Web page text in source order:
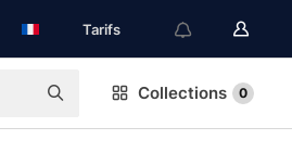
Tarifs
Collections 0